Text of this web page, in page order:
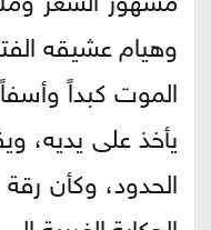
وهيام عشيقه
الموت كبداً
يأخذ على يديه،
الحدود، وكأن